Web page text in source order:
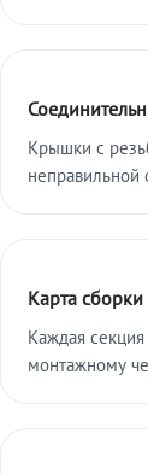
Крышки с
неправильной
Карта
Каждая
монтажному